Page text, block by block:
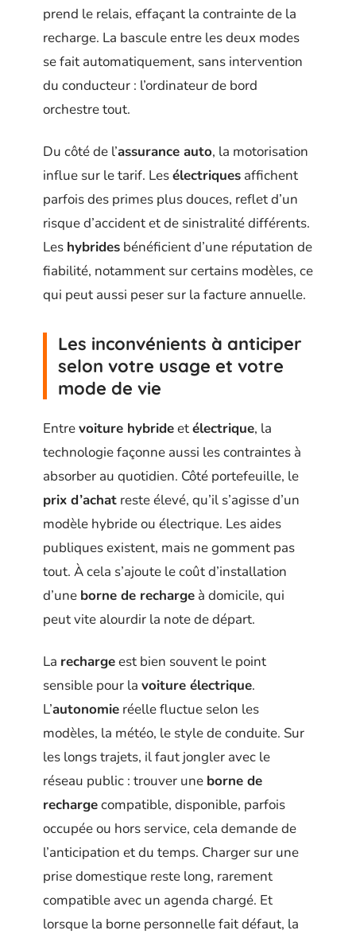
prend le relais, effaçant la contrainte de la
recharge. La bascule entre les deux modes
se fait automatiquement, sans intervention
du conducteur : l’ordinateur de bord
orchestre tout.
Du côté de l’assurance auto, la motorisation
influe sur le tarif. Lesélectriques affichent
parfois des primes plus douces, reflet d’un
risque d’accident et de sinistralité différents.
Les hybrides bénéficient d’une réputation de
fiabilité, notamment sur certains modèles, ce
qui peut aussi peser sur la facture annuelle.
Les inconvénients à anticiper
selon votre usage et votre
mode de vie
Entrevoiture hybrideetélectrique, la
technologie façonne aussi les contraintes à
absorber au quotidien. Côté portefeuille, le
prix d’achat reste élevé, qu’il s’agisse d’un
modèle hybride ou électrique. Les aides
publiques existent, mais ne gomment pas
tout. À cela s’ajoute le coût d’installation
d’une borne de recharge à domicile, qui
peut vite alourdir la note de départ.
La rechargeest bien souvent le point
sensible pour la voiture électrique.
L’autonomie réelle fluctue selon les
modèles, la météo, le style de conduite. Sur
les longs trajets, il faut jongler avec le
réseau public : trouver une borne de
rechargecompatible, disponible, parfois
occupée ou hors service, cela demande de
l’anticipation et du temps. Charger sur une
prise domestique reste long, rarement
compatible avec un agenda chargé. Et
lorsque la borne personnelle fait défaut, la